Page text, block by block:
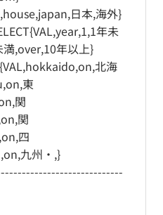
日本,海外}
年未
,over,10年以上}
北海
東
関
関
四
九州・,}